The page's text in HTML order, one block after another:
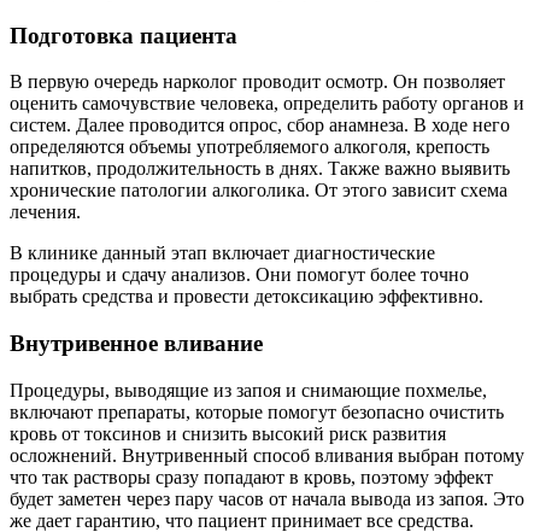
Подготовка пациента
В первую очередь нарколог проводит осмотр. Он позволяет
оценить самочувствие человека, определить работу органов и
систем. Далее проводится опрос, сбор анамнеза. В ходе него
определяются объемы употребляемого алкоголя, крепость
напитков, продолжительность в днях. Также важно выявить
хронические патологии алкоголика. От этого зависит схема
лечения.
В клинике данный этап включает диагностические
процедуры и сдачу анализов. Они помогут более точно
выбрать средства и провести детоксикацию эффективно.
Внутривенное вливание
Процедуры, выводящие из запоя и снимающие похмелье,
включают препараты, которые помогут безопасно очистить
кровь от токсинов и снизить высокий риск развития
осложнений. Внутривенный способ вливания выбран потому
что так растворы сразу попадают в кровь, поэтому эффект
будет заметен через пару часов от начала вывода из запоя. Это
же дает гарантию, что пациент принимает все средства.